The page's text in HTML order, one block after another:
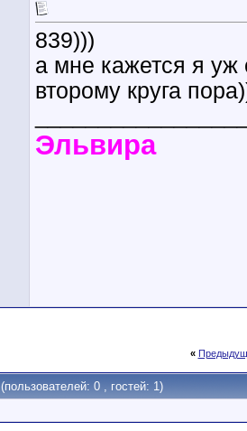
839)))
а мне кажется я уж
второму круга
Эльвира
«
(пользователей: 0 , гостей: 1)